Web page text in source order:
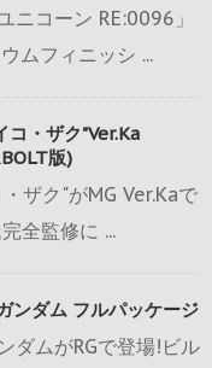
ニコーン RE:0096」
ムフィニッシ ...
コ・ザク"Ver.Ka
版)
ザク"がMG Ver.Kaで
全監修に ...
ンダム フルパッケージ
ダムがRGで登場!ビル